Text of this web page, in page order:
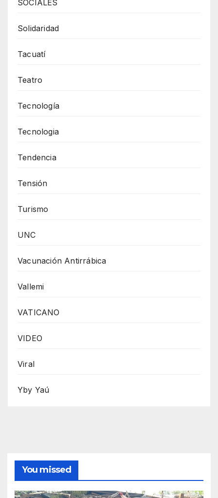
SOCIALES
Solidaridad
Tacuatí
Teatro
Tecnología
Tecnologia
Tendencia
Tensión
Turismo
UNC
Vacunación Antirrábica
Vallemi
VATICANO
VIDEO
Viral
Yby Yaú
You missed